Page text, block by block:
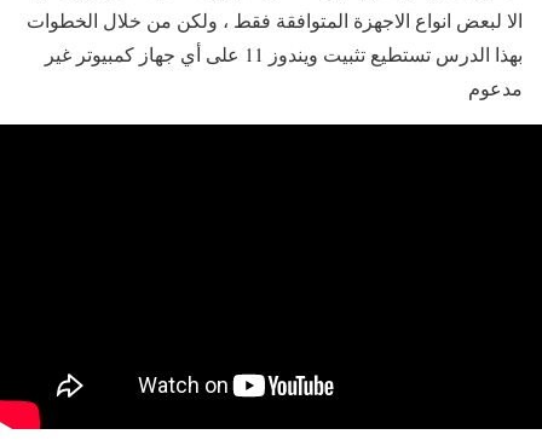
الا لبعض انواع الاجهزة المتوافقة فقط ، ولكن من خلال الخطوات
بهذا الدرس تستطيع تثبيت ويندوز 11 على أي جهاز كمبيوتر غير
مدعوم